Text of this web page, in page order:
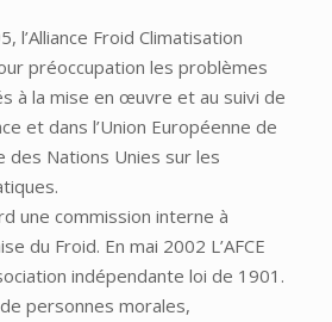
l’Alliance Froid Climatisation
préoccupation les problèmes
à la mise en œuvre et au suivi de
et dans l’Union Européenne de
des Nations Unies sur les
une commission interne à
du Froid. En mai 2002 L’AFCE
indépendante loi de 1901.
personnes morales,